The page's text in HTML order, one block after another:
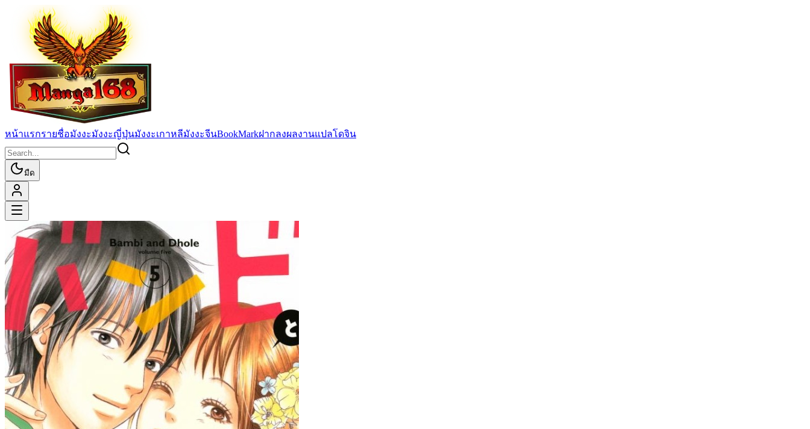
หน้าแรกรายชื่อมังงะมังงะญี่ปุ่นมังงะเกาหลีมังงะจีนBookMarkฝากลงผลงานแปลโดจิน
มืด